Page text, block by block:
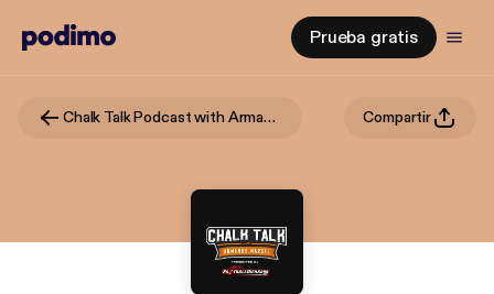
Prueba gratis
Chalk Talk Podcast with Armando Marsal Compartir